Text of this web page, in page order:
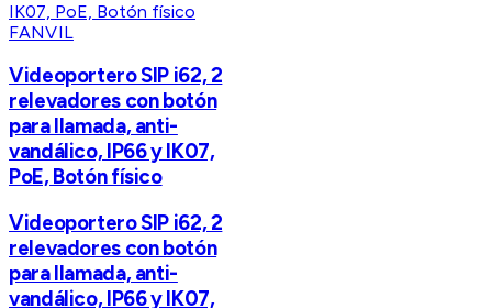
FANVIL
Videoportero SIP i62, 2
relevadores con botón
para llamada, anti-
vandálico, IP66 y IK07,
PoE, Botón físico
Videoportero SIP i62, 2
relevadores con botón
para llamada, anti-
vandálico, IP66 y IK07,